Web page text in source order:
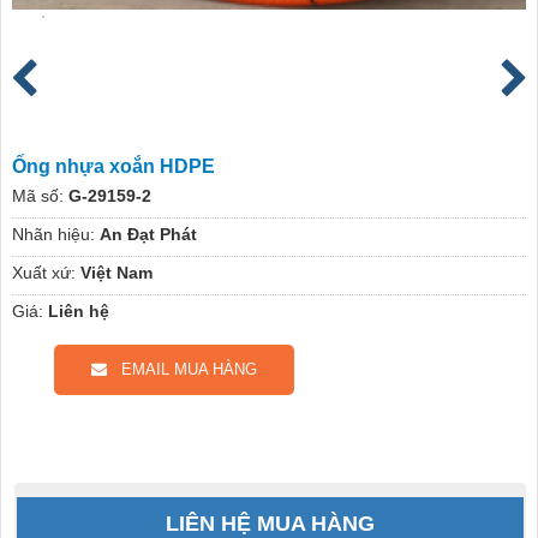
Ống nhựa xoắn HDPE
Mã số: G-29159-2
Nhãn hiệu: An Đạt Phát
Xuất xứ: Việt Nam
Giá: Liên hệ
EMAIL MUA HÀNG
LIÊN HỆ MUA HÀNG